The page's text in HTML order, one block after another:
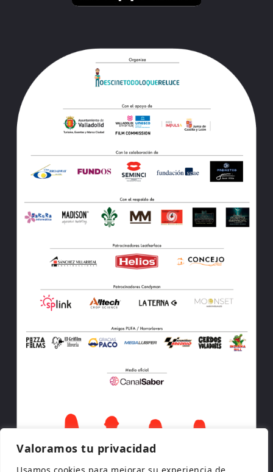
Valoramos tu privacidad